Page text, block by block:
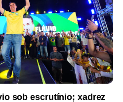
sob escrutínio; xadrez